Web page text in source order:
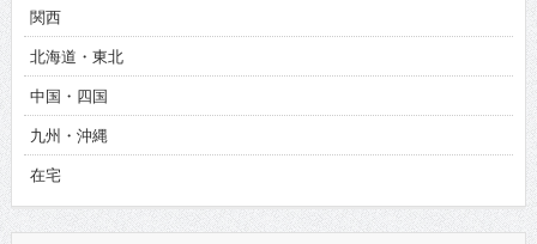
関西
北海道・東北
中国・四国
九州・沖縄
在宅